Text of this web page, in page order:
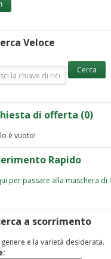
Veloce
di offerta (0)
è vuoto!
Rapido
per passare alla maschera di
a scorrimento
genere e la varietà desiderata.